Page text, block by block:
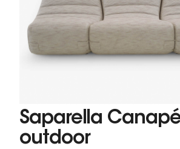
Saparella
outdoor